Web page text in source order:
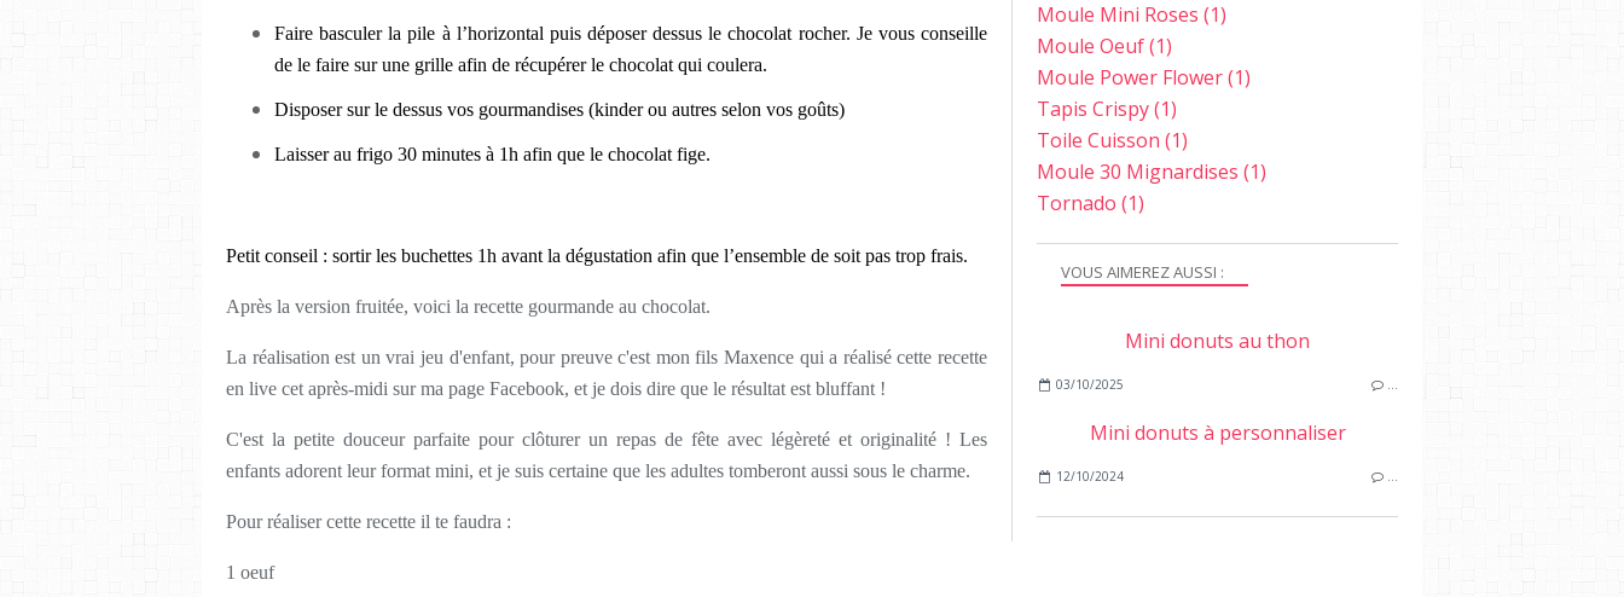
Faire basculer la pile à l’horizontal puis déposer dessus le chocolat rocher. Je vous conseille
de le faire sur une grille afin de récupérer le chocolat qui coulera.
Disposer sur le dessus vos gourmandises (kinder ou autres selon vos goûts)
Laisser au frigo 30 minutes à 1h afin que le chocolat fige.
Petit conseil : sortir les buchettes 1h avant la dégustation afin que l’ensemble de soit pas trop frais.
Après la version fruitée, voici la recette gourmande au chocolat.
La réalisation est un vrai jeu d'enfant, pour preuve c'est mon fils Maxence qui a réalisé cette recette
en live cet après-midi sur ma page Facebook, et je dois dire que le résultat est bluffant !
C'est la petite douceur parfaite pour clôturer un repas de fête avec légèreté et originalité ! Les
enfants adorent leur format mini, et je suis certaine que les adultes tomberont aussi sous le charme.
Pour réaliser cette recette il te faudra :
1 oeuf
VOUS AIMEREZ AUSSI :
Mini donuts au thon
03/10/2025 …
Mini donuts à personnaliser
12/10/2024 …
Moule Mini Roses (1)
Moule Oeuf(1)
Moule Power Flower(1)
Tapis Crispy(1)
Toile Cuisson (1)
Moule 30 Mignardises (1)
Tornado (1)